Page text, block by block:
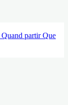
Quand partirQue